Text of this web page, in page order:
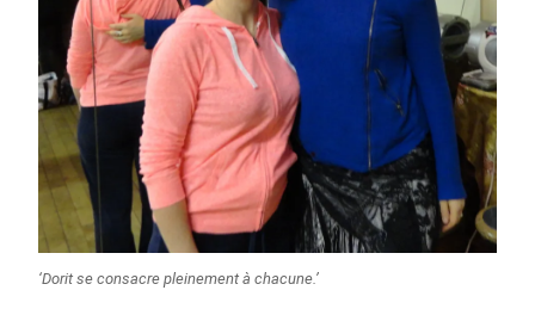
‘Dorit se consacre pleinement à chacune.’